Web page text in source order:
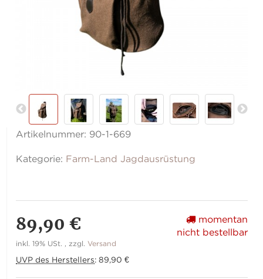
Artikelnummer: 90-1-669
Kategorie: Farm-Land Jagdausrüstung
89,90 €
inkl. 19% USt. , zzgl.Versand
UVP des Herstellers:89,90 €
momentan
nicht bestellbar